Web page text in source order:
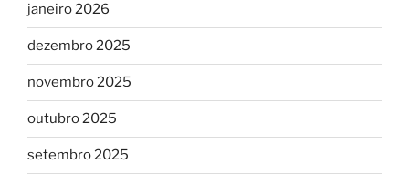
janeiro 2026
dezembro 2025
novembro 2025
outubro 2025
setembro 2025